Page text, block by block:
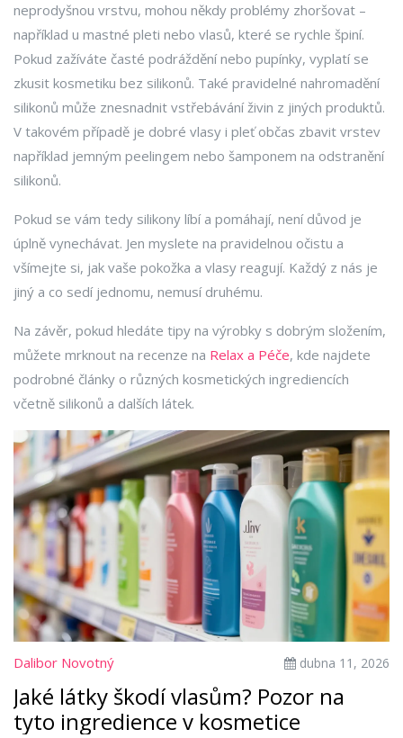
neprodyšnou vrstvu, mohou někdy problémy zhoršovat –
například u mastné pleti nebo vlasů, které se rychle špiní.
Pokud zažíváte časté podráždění nebo pupínky, vyplatí se
zkusit kosmetiku bez silikonů. Také pravidelné nahromadění
silikonů může znesnadnit vstřebávání živin z jiných produktů.
V takovém případě je dobré vlasy i pleť občas zbavit vrstev
například jemným peelingem nebo šamponem na odstranění
silikonů.
Pokud se vám tedy silikony líbí a pomáhají, není důvod je
úplně vynechávat. Jen myslete na pravidelnou očistu a
všímejte si, jak vaše pokožka a vlasy reagují. Každý z nás je
jiný a co sedí jednomu, nemusí druhému.
Na závěr, pokud hledáte tipy na výrobky s dobrým složením,
můžete mrknout na recenze na Relax a Péče, kde najdete
podrobné články o různých kosmetických ingrediencích
včetně silikonů a dalších látek.
Dalibor Novotný dubna 11, 2026
Jaké látky škodí vlasům? Pozor na
tyto ingredience v kosmetice